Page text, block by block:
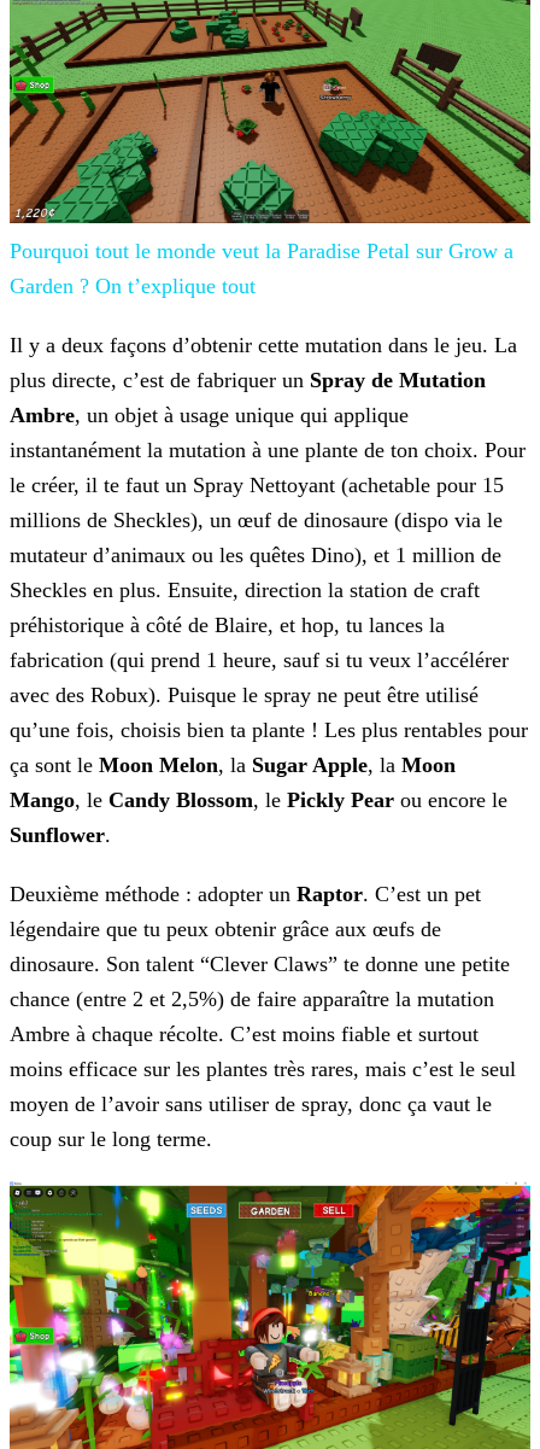
Pourquoi tout le monde veut la Paradise Petal sur Grow a
Garden ? On t’explique tout
Il y a deux façons d’obtenir cette mutation dans le jeu. La
plus directe, c’est de fabriquer un Spray de Mutation
Ambre, un objet à usage unique qui applique
instantanément la mutation à une plante de ton choix. Pour
le créer, il te faut un Spray Nettoyant (achetable pour 15
millions de Sheckles), un œuf de dinosaure (dispo via le
mutateur d’animaux ou les quêtes Dino), et 1 million de
Sheckles en plus. Ensuite, direction la station de craft
préhistorique à côté de Blaire, et hop, tu lances la
fabrication (qui prend 1 heure, sauf si tu veux l’accélérer
avec des Robux). Puisque le spray ne peut être utilisé
qu’une fois, choisis bien ta plante ! Les plus rentables pour
ça sont le Moon Melon, la Sugar Apple, la Moon
Mango, le Candy Blossom, le Pickly Pear ou encore le
Sunflower.
Deuxième méthode : adopter un Raptor. C’est un pet
légendaire que tu peux obtenir grâce aux œufs de
dinosaure. Son talent “Clever Claws” te donne une petite
chance (entre 2 et 2,5%) de faire apparaître la mutation
Ambre à chaque récolte. C’est moins fiable et surtout
moins efficace sur les plantes très rares, mais c’est le seul
moyen de l’avoir sans utiliser de spray, donc ça vaut le
coup sur le long terme.